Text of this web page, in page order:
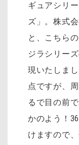
ギュアシリ
ズ」。株式
と、こちら
ジラシリー
現いたしま
点ですが、
るで目の前
かのよう！
けますので